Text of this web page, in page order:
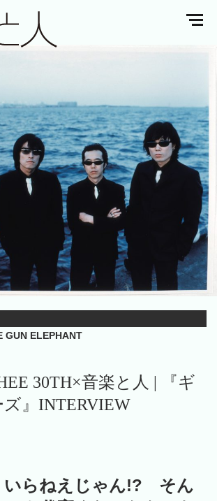
GUN ELEPHANT
30TH×音楽と人 | 『ギ
』INTERVIEW
らねえじゃん!? そん